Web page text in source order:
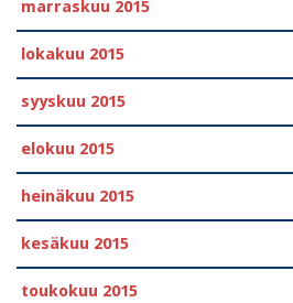
marraskuu 2015
lokakuu 2015
syyskuu 2015
elokuu 2015
heinäkuu 2015
kesäkuu 2015
toukokuu 2015